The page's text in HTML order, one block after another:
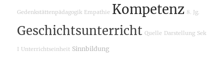
Gedenkstättenpädagogik Empathie Kompetenz 8. Jg.
Geschichtsunterricht Quelle Darstellung Sek
I Unterrichtseinheit Sinnbildung